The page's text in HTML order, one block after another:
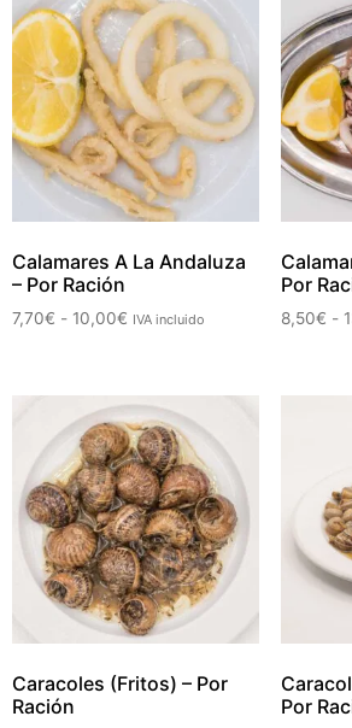
Calamares A La Andaluza
– Por Ración
7,70€ - 10,00€ IVA incluido
Por
8,50€ -
Caracoles (Fritos) – Por
Ración
Por